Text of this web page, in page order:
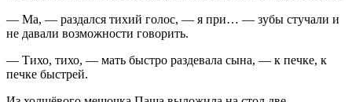
— Ма, — раздался тихий голос, — я при… — зубы стучали и
не давали возможности говорить.
— Тихо, тихо, — мать быстро раздевала сына, — к печке, к
печке быстрей.